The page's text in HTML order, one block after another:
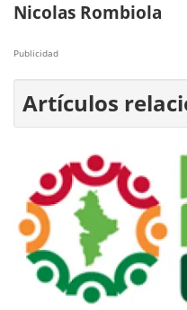
Nicolas Rombiola
Publicidad
Artículos